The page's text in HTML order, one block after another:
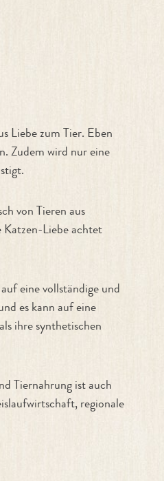
Liebe zum Tier. Eben
Zudem wird nur eine
von Tieren aus
Katzen-Liebe achtet
eine vollständige und
es kann auf eine
ihre synthetischen
Tiernahrung ist auch
regionale